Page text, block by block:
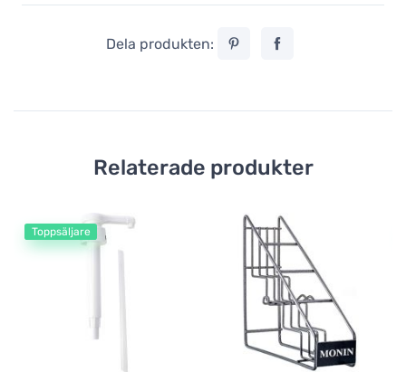
Dela produkten:
Relaterade produkter
Toppsäljare